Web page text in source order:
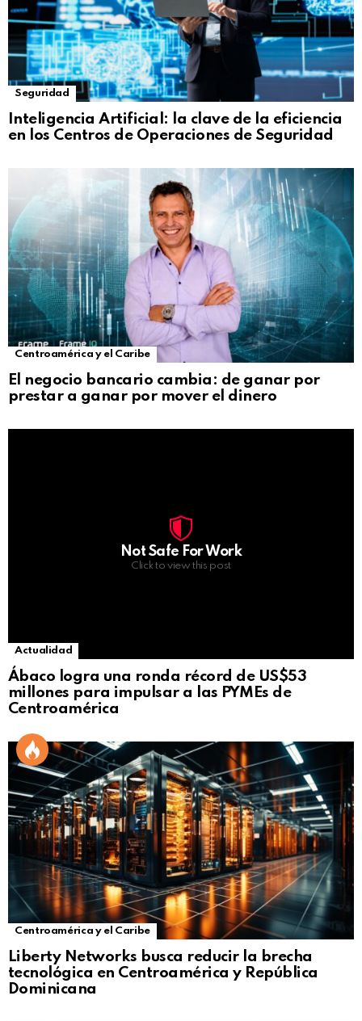
Seguridad
Inteligencia Artificial: la clave de la eficiencia
en los Centros de Operaciones de Seguridad
Centroamérica y el Caribe
El negocio bancario cambia: de ganar por
prestar a ganar por mover el dinero
Not Safe For Work
Click to view this post
Actualidad
Ábaco logra una ronda récord de US$53
millones para impulsar a las PYMEs de
Centroamérica
Centroamérica y el Caribe
Liberty Networks busca reducir la brecha
tecnológica en Centroamérica y República
Dominicana